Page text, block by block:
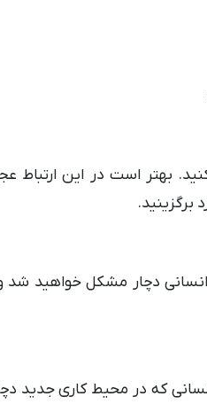
است در این ارتباط
برگزینید.
دچار مشکل خواهید شد و
که در محیط کاری جدید